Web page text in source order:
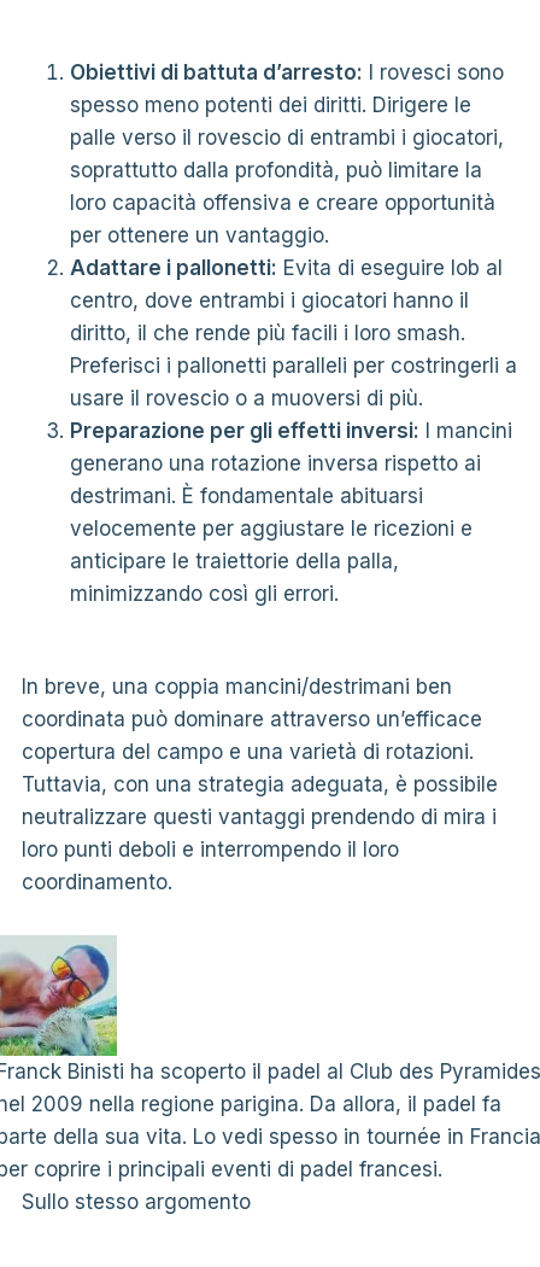
Obiettivi di battuta d’arresto: I rovesci sono
spesso meno potenti dei diritti. Dirigere le
palle verso il rovescio di entrambi i giocatori,
soprattutto dalla profondità, può limitare la
loro capacità offensiva e creare opportunità
per ottenere un vantaggio.
Adattare i pallonetti: Evita di eseguire lob al
centro, dove entrambi i giocatori hanno il
diritto, il che rende più facili i loro smash.
Preferisci i pallonetti paralleli per costringerli a
usare il rovescio o a muoversi di più.
Preparazione per gli effetti inversi: I mancini
generano una rotazione inversa rispetto ai
destrimani. È fondamentale abituarsi
velocemente per aggiustare le ricezioni e
anticipare le traiettorie della palla,
minimizzando così gli errori.
In breve, una coppia mancini/destrimani ben
coordinata può dominare attraverso un’efficace
copertura del campo e una varietà di rotazioni.
Tuttavia, con una strategia adeguata, è possibile
neutralizzare questi vantaggi prendendo di mira i
loro punti deboli e interrompendo il loro
coordinamento.
Binisti ha scoperto il padel al Club des Pyramides
2009 nella regione parigina. Da allora, il padel fa
della sua vita. Lo vedi spesso in tournée in Francia
coprire i principali eventi di padel francesi.
Sullo stesso argomento